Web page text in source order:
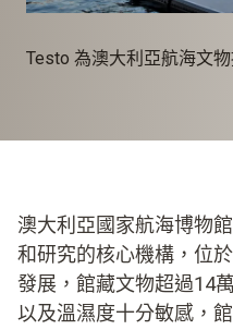
Testo 為澳大利亞航海文
澳大利亞國家航海博物
和研究的核心機構，位
發展，館藏文物超過14
以及溫濕度十分敏感，